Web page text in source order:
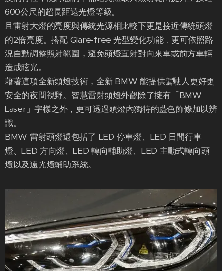
600公尺的超長距遠光燈等級。
且雷射大燈的亮度與傳統光源相比較下更是接近傳統頭燈
的2倍亮度。搭配 Glare-free 光型變化功能，更可依照路
況自動調整照射範圍，避免頭燈直射對向來車或前方車輛
造成眩光。
藉著這項全新頭燈技術，全新 BMW 能提供駕駛人更好更
安全的夜間視野。智慧雷射頭燈外觀除了擁有「BMW
Laser」字樣之外，更可透過頭燈內獨特的藍色飾條加以辨
識。
BMW 雷射頭燈還包括了 LED 停車燈、LED 日間行車
燈、LED 方向燈、LED 轉向輔助燈、LED 主動式轉向頭
燈以及遠光燈輔助系統。